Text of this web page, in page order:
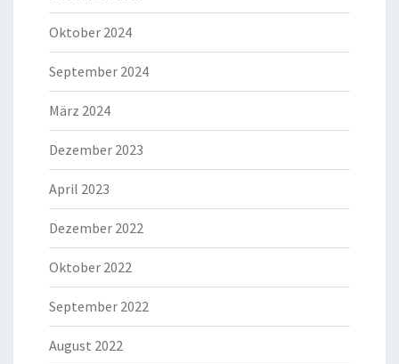
Oktober 2024
September 2024
März 2024
Dezember 2023
April 2023
Dezember 2022
Oktober 2022
September 2022
August 2022